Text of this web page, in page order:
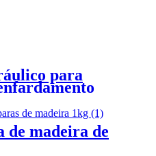
para
de madeira de